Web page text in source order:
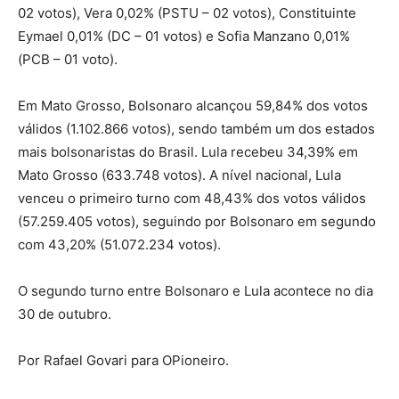
02 votos), Vera 0,02% (PSTU – 02 votos), Constituinte
Eymael 0,01% (DC – 01 votos) e Sofia Manzano 0,01%
(PCB – 01 voto).
Em Mato Grosso, Bolsonaro alcançou 59,84% dos votos
válidos (1.102.866 votos), sendo também um dos estados
mais bolsonaristas do Brasil. Lula recebeu 34,39% em
Mato Grosso (633.748 votos). A nível nacional, Lula
venceu o primeiro turno com 48,43% dos votos válidos
(57.259.405 votos), seguindo por Bolsonaro em segundo
com 43,20% (51.072.234 votos).
O segundo turno entre Bolsonaro e Lula acontece no dia
30 de outubro.
Por Rafael Govari para OPioneiro.